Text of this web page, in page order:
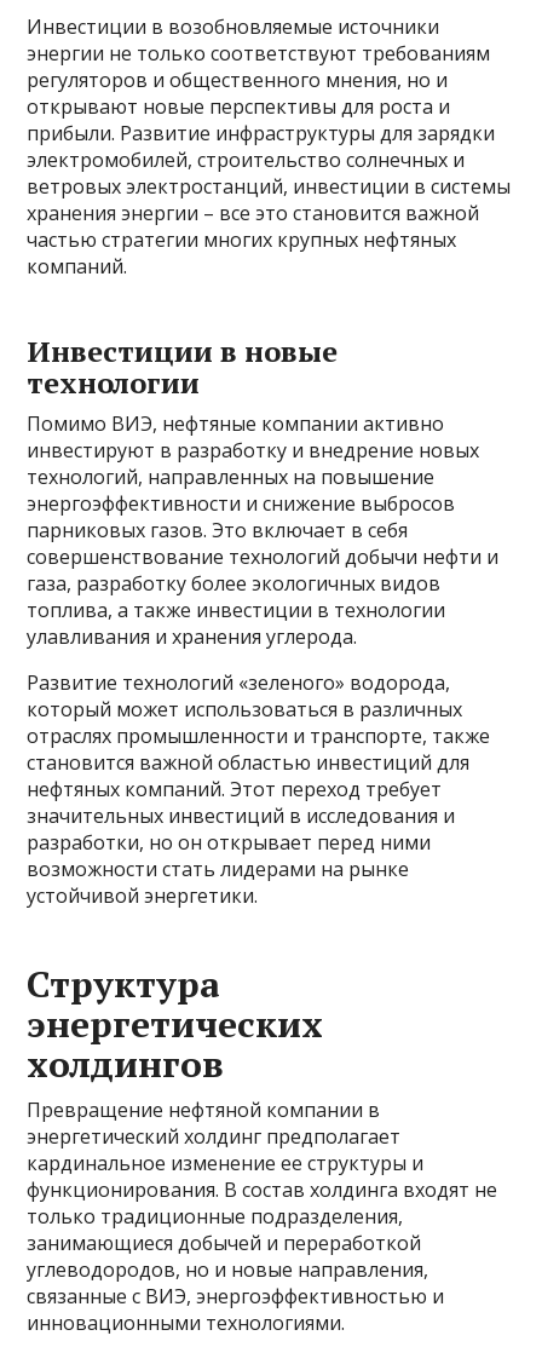
Инвестиции в возобновляемые источники
энергии не только соответствуют требованиям
регуляторов и общественного мнения, но и
открывают новые перспективы для роста и
прибыли. Развитие инфраструктуры для зарядки
электромобилей, строительство солнечных и
ветровых электростанций, инвестиции в системы
хранения энергии – все это становится важной
частью стратегии многих крупных нефтяных
компаний.
Инвестиции в новые
технологии
Помимо ВИЭ, нефтяные компании активно
инвестируют в разработку и внедрение новых
технологий, направленных на повышение
энергоэффективности и снижение выбросов
парниковых газов. Это включает в себя
совершенствование технологий добычи нефти и
газа, разработку более экологичных видов
топлива, а также инвестиции в технологии
улавливания и хранения углерода.
Развитие технологий «зеленого» водорода,
который может использоваться в различных
отраслях промышленности и транспорте, также
становится важной областью инвестиций для
нефтяных компаний. Этот переход требует
значительных инвестиций в исследования и
разработки, но он открывает перед ними
возможности стать лидерами на рынке
устойчивой энергетики.
Структура
энергетических
холдингов
Превращение нефтяной компании в
энергетический холдинг предполагает
кардинальное изменение ее структуры и
функционирования. В состав холдинга входят не
только традиционные подразделения,
занимающиеся добычей и переработкой
углеводородов, но и новые направления,
связанные с ВИЭ, энергоэффективностью и
инновационными технологиями.